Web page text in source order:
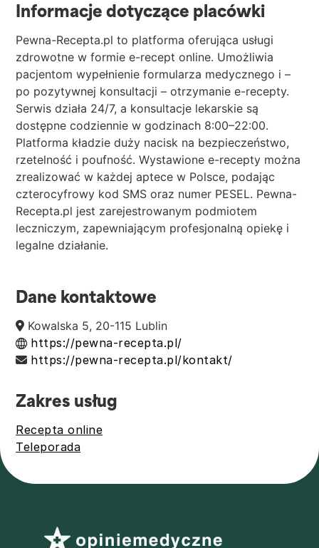
Informacje dotyczące placówki
Pewna-Recepta.pl to platforma oferująca usługi
zdrowotne w formie e-recept online. Umożliwia
pacjentom wypełnienie formularza medycznego i –
po pozytywnej konsultacji – otrzymanie e-recepty.
Serwis działa 24/7, a konsultacje lekarskie są
dostępne codziennie w godzinach 8:00–22:00.
Platforma kładzie duży nacisk na bezpieczeństwo,
rzetelność i poufność. Wystawione e-recepty można
zrealizować w każdej aptece w Polsce, podając
czterocyfrowy kod SMS oraz numer PESEL. Pewna-
Recepta.pl jest zarejestrowanym podmiotem
leczniczym, zapewniającym profesjonalną opiekę i
legalne działanie.
Dane kontaktowe
Kowalska 5, 20-115 Lublin
https://pewna-recepta.pl/
https://pewna-recepta.pl/kontakt/
Zakres usług
Recepta online
Teleporada